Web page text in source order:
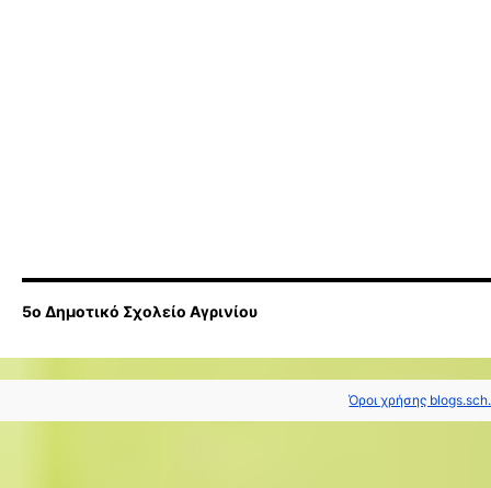
5ο Δημοτικό Σχολείο Αγρινίου
Όροι χρήσης